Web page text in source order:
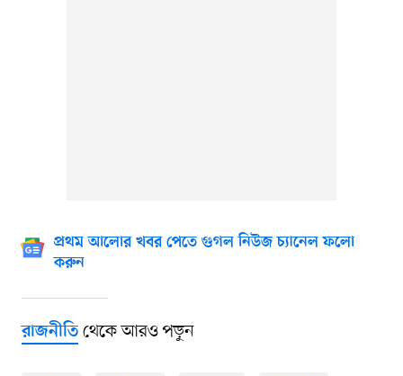
প্রথম আলোর খবর পেতে গুগল নিউজ চ্যানেল ফলো
করুন
রাজনীতিথেকে আরও পড়ুন